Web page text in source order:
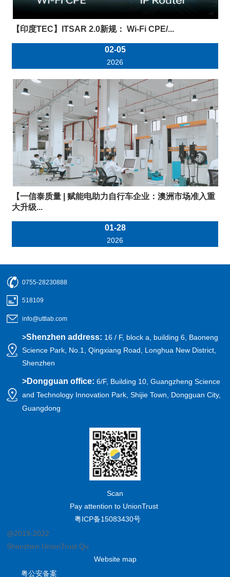
【印度TEC】ITSAR 2.0新规： Wi-Fi CPE/...
02-05
2026
【一信泰质量 | 赋能电助力自行车企业：澳洲市场准入重
大升级...
01-28
2026
0755-28230888
518109
info@uttlab.com
>Shenzhen address: 16 / F, block a, building 6, Baoneng
Science Park, No.1, Qingxiang Road, Longhua New District,
Shenzhen
>Dongguan office:6/F, Building 10, Guangzheng Science
and Technology Innovation Park, Shijie Town, Dongguan City,
Guangdong
Scan
Pay attention to UnionTrust
粤ICP备15083430号
@2019-2022
Shenzhen UnionTrust Quality and Technology Co., Ltd.
Website map
粤公安备案